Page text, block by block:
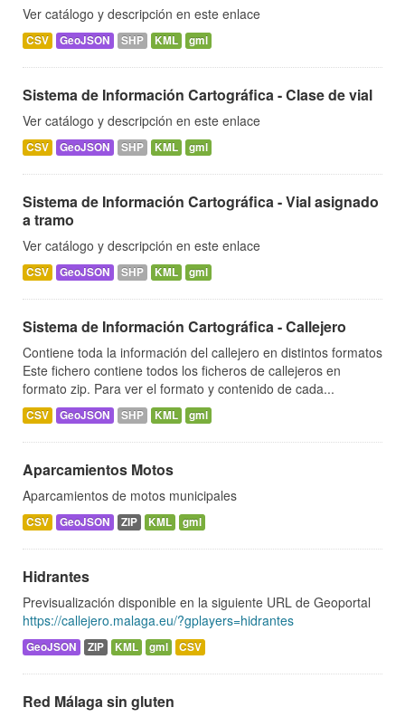
Ver catálogo y descripción en este enlace
CSV GeoJSON SHP KML gml
Sistema de Información Cartográfica - Clase de vial
Ver catálogo y descripción en este enlace
CSV GeoJSON SHP KML gml
Sistema de Información Cartográfica - Vial asignado
a tramo
Ver catálogo y descripción en este enlace
CSV GeoJSON SHP KML gml
Sistema de Información Cartográfica - Callejero
Contiene toda la información del callejero en distintos formatos
Este fichero contiene todos los ficheros de callejeros en
formato zip. Para ver el formato y contenido de cada...
CSV GeoJSON SHP KML gml
Aparcamientos Motos
Aparcamientos de motos municipales
CSV GeoJSON ZIP KML gml
Hidrantes
Previsualización disponible en la siguiente URL de Geoportal
https://callejero.malaga.eu/?gplayers=hidrantes
GeoJSON ZIP KML gml CSV
Red Málaga sin gluten